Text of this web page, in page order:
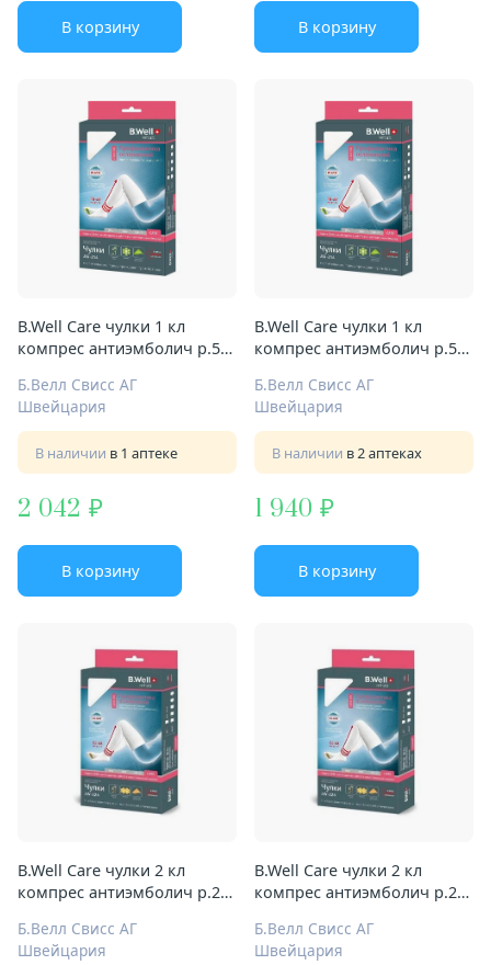
В корзину В корзину
B.Well Care чулки 1 кл
компрес антиэмболич р.5
Б.Велл Свисс АГ
Швейцария
В наличии в 1 аптеке
2 042
В корзину
B.Well Care чулки 1 кл
компрес антиэмболич р.5
Б.Велл Свисс АГ
Швейцария
В наличии в 2 аптеках
1 940
В корзину
B.Well Care чулки 2 кл
компрес антиэмболич р.2
Б.Велл Свисс АГ
Швейцария
B.Well Care чулки 2 кл
компрес антиэмболич р.2
Б.Велл Свисс АГ
Швейцария